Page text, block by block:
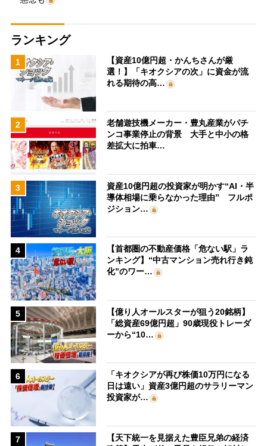
ランキング
1
【資産10億円超・かんちさんが厳
選！】「キオクシアの次」に資金が流
れる期待の高…
2
老舗遊技機メーカー・豊丸産業がパチ
ンコ事業停止の背景 大手と中小の格
差拡大に拍車…
3
資産10億円超の投資家が明かす“AI・半
導体相場に乗らなかった理由” フルポ
ジション…
4
【首都圏の不動産価格「危ない駅」ラ
ンキング】“中古マンション売れ行き鈍
化”のワー…
5
【億り人オールスターが狙う20銘柄】
「総資産69億円超」90歳現役トレーダ
ーから“10…
6
「キオクシアが再び株価10万円になる
日は遠い」資産3億円超のサラリーマン
投資家が…
7
【天下統一を見据えた豊臣兄弟の経済